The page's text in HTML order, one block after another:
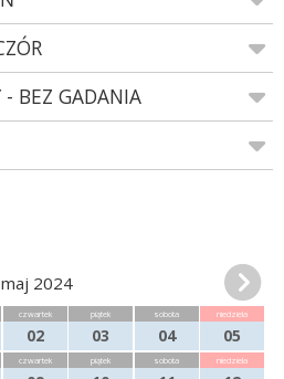
- BEZ GADANIA
maj 2024
czwartek
02
piątek
03
sobota
04
niedziela
05
czwartek piątek sobota niedziela